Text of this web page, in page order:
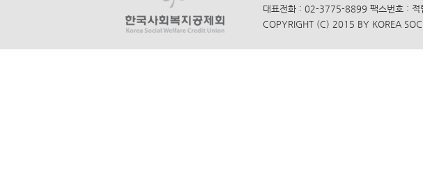
대표전화 : 02-3775-8899 팩스번호 :
COPYRIGHT (C) 2015 BY KOREA